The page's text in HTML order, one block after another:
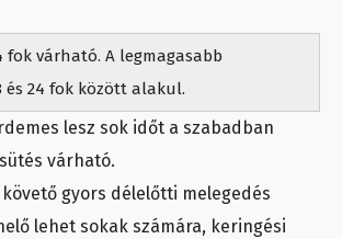
fok várható. A legmagasabb
és 24 fok között alakul.
lesz sok időt a szabadban
várható.
gyors délelőtti melegedés
lehet sokak számára, keringési